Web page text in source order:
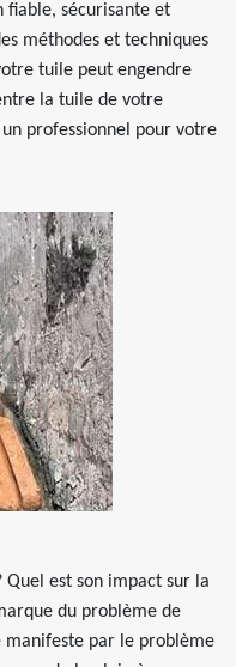
fiable, sécurisante et
méthodes et techniques
tuile peut engendre
la tuile de votre
professionnel pour votre
Quel est son impact sur la
du problème de
par le problème